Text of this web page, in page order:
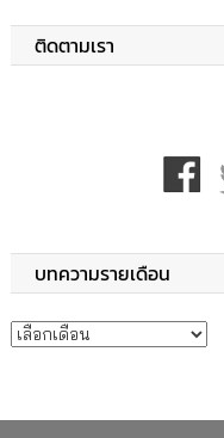
ติดตามเรา
บทความรายเดือน
บทความรายเดือน